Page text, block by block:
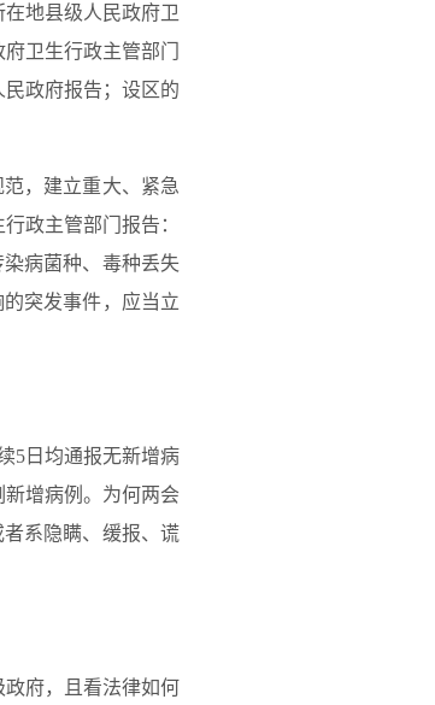
地县级人民政府卫
卫生行政主管部门
政府报告；设区的
，建立重大、紧急
政主管部门报告：
病菌种、毒种丢失
突发事件，应当立
5日均通报无新增病
新增病例。为何两会
系隐瞒、缓报、谎
府，且看法律如何